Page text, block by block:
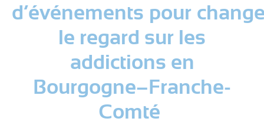
d’événements pour
le regard sur les
addictions en
Bourgogne–Franche-
Comté